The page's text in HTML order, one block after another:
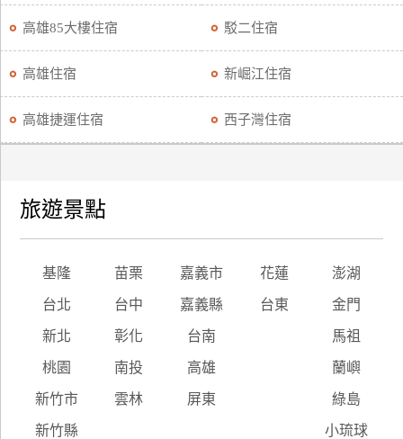
高雄85大樓住宿 駁二住宿
高雄住宿 新崛江住宿
高雄捷運住宿 西子灣住宿
旅遊景點
基隆 苗栗 嘉義市 花蓮 澎湖
台北 台中 嘉義縣 台東 金門
新北 彰化 台南 馬祖
桃園 南投 高雄 蘭嶼
新竹市 雲林 屏東 綠島
新竹縣 小琉球